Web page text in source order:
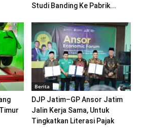
Studi Banding Ke Pabrik...
Berita
DJP Jatim–GP Ansor Jatim
Jalin Kerja Sama, Untuk
Tingkatkan Literasi Pajak